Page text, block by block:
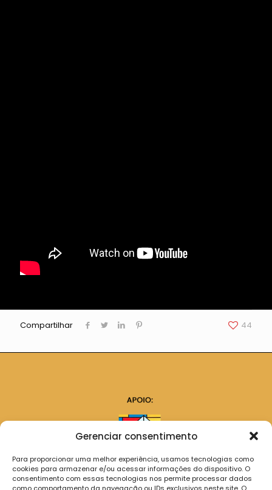
Gerenciar consentimento
Para proporcionar uma melhor experiência, usamos tecnologias como
cookies para armazenar e/ou acessar informações do dispositivo. O
consentimento com essas tecnologias nos permite processar dados
Compartilhar 44